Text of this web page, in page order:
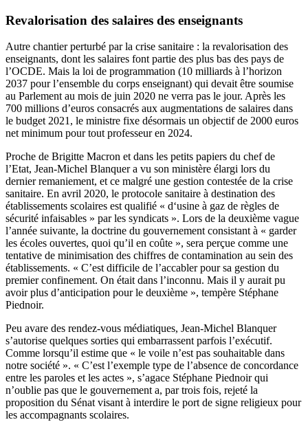
Revalorisation des salaires des enseignants
Autre chantier perturbé par la crise sanitaire : la revalorisation des
enseignants, dont les salaires font partie des plus bas des pays de
l’OCDE. Mais la loi de programmation (10 milliards à l’horizon
2037 pour l’ensemble du corps enseignant) qui devait être soumise
au Parlement au mois de juin 2020 ne verra pas le jour. Après les
700 millions d’euros consacrés aux augmentations de salaires dans
le budget 2021, le ministre fixe désormais un objectif de 2000 euros
net minimum pour tout professeur en 2024.
Proche de Brigitte Macron et dans les petits papiers du chef de
l’Etat, Jean-Michel Blanquer a vu son ministère élargi lors du
dernier remaniement, et ce malgré une gestion contestée de la crise
sanitaire. En avril 2020, le protocole sanitaire à destination des
établissements scolaires est qualifié « d‘usine à gaz de règles de
sécurité infaisables » par les syndicats ». Lors de la deuxième vague
l’année suivante, la doctrine du gouvernement consistant à « garder
les écoles ouvertes, quoi qu’il en coûte », sera perçue comme une
tentative de minimisation des chiffres de contamination au sein des
établissements. « C’est difficile de l’accabler pour sa gestion du
premier confinement. On était dans l’inconnu. Mais il y aurait pu
avoir plus d’anticipation pour le deuxième », tempère Stéphane
Piednoir.
Peu avare des rendez-vous médiatiques, Jean-Michel Blanquer
s’autorise quelques sorties qui embarrassent parfois l’exécutif.
Comme lorsqu’il estime que « le voile n’est pas souhaitable dans
notre société ». « C’est l’exemple type de l’absence de concordance
entre les paroles et les actes », s’agace Stéphane Piednoir qui
n’oublie pas que le gouvernement a, par trois fois, rejeté la
proposition du Sénat visant à interdire le port de signe religieux pour
les accompagnants scolaires.